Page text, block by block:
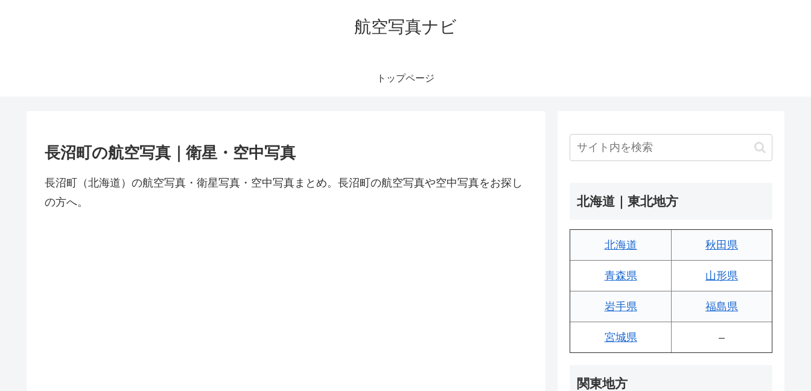
航空写真ナビ
トップページ
長沼町の航空写真｜衛星・空中写真
長沼町（北海道）の航空写真・衛星写真・空中写真まとめ。長沼町の航空写真や空中写真をお探し
の方へ。
北海道｜東北地方
北海道 秋田県
青森県 山形県
岩手県 福島県
宮城県 –
関東地方